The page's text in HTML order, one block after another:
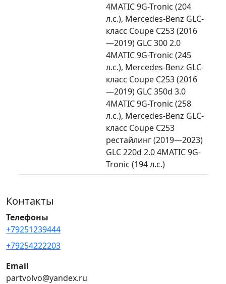
4MATIC 9G-Tronic (204
л.с.), Mercedes-Benz GLC-
класс Coupe C253 (2016
—2019) GLC 300 2.0
4MATIC 9G-Tronic (245
л.с.), Mercedes-Benz GLC-
класс Coupe C253 (2016
—2019) GLC 350d 3.0
4MATIC 9G-Tronic (258
л.с.), Mercedes-Benz GLC-
класс Coupe C253
рестайлинг (2019—2023)
GLC 220d 2.0 4MATIC 9G-
Tronic (194 л.с.)
Контакты
Телефоны
+79251239444
+79254222203
Email
partvolvo@yandex.ru